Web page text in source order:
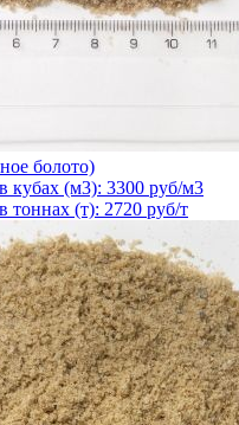
болото)
кубах (м3): 3300 руб/м3
тоннах (т): 2720 руб/т